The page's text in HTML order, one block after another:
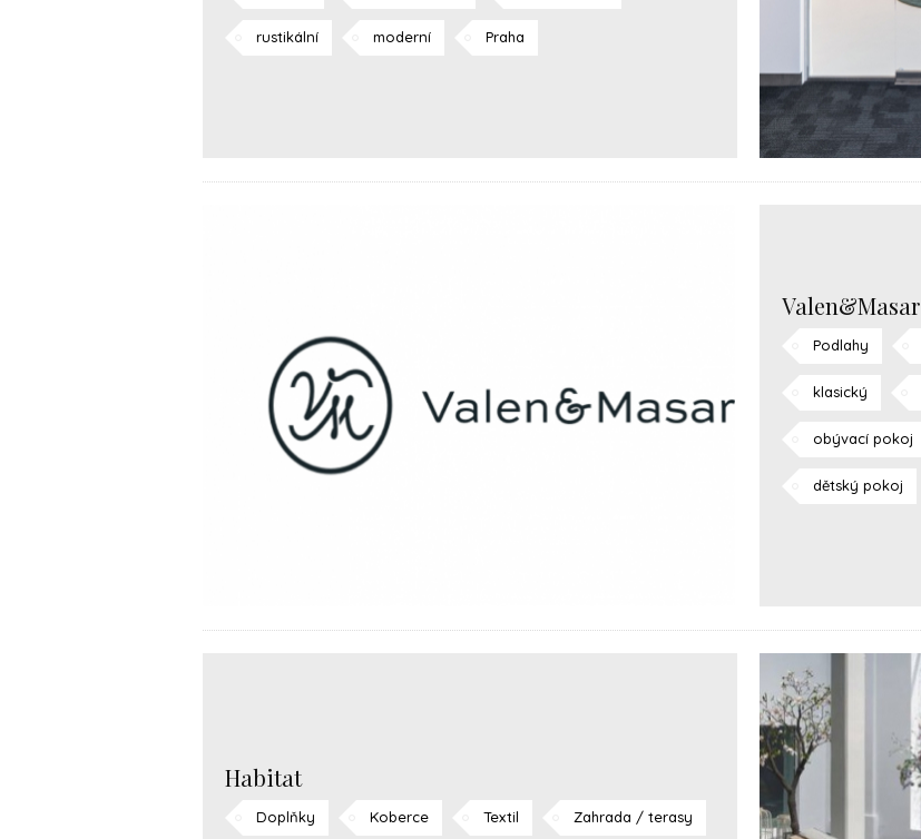
rustikální moderní Praha
Valen&Masar
Podlahy
klasický
obývací pokoj
dětský pokoj
Habitat
Doplňky Koberce Textil Zahrada / terasy